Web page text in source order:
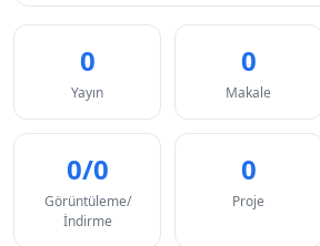
0
Yayın
0
Makale
0/0
Görüntüleme/
İndirme
0
Proje